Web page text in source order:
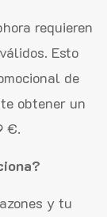
requieren
Esto
de
obtener un
€.
y tu